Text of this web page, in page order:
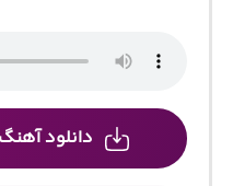
دانلود آهنگ